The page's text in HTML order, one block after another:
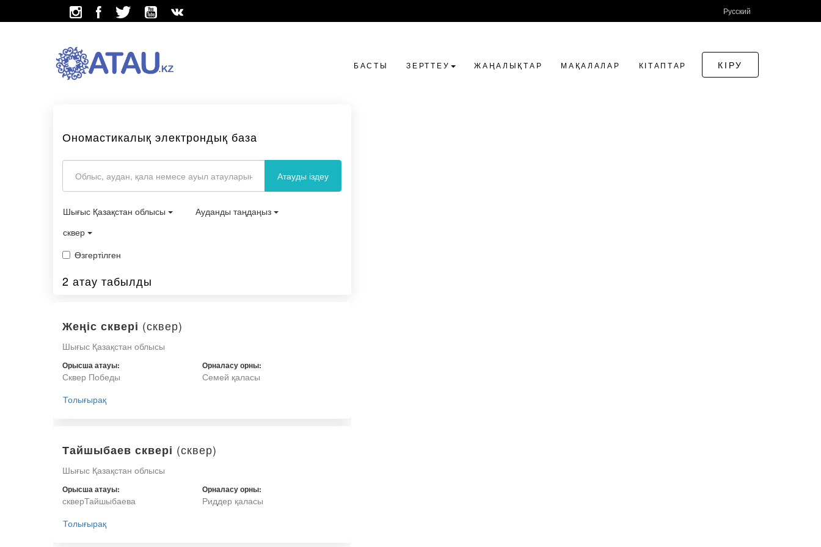
Русский
БАСТЫ ЗЕРТТЕУ ЖАҢАЛЫҚТАР МАҚАЛАЛАР КІТАПТАР КІРУ
Ономастикалық электрондық база
Атауды іздеу
Шығыс Қазақстан облысы
Ауданды таңдаңыз
сквер
Өзгертілген
2 атау табылды
Жеңіс сквері (сквер)
Шығыс Қазақстан облысы
Орысша атауы:
Сквер Победы
Орналасу орны:
Семей қаласы
Толығырақ
Тайшыбаев сквері (сквер)
Шығыс Қазақстан облысы
Орысша атауы:
скверТайшыбаева
Орналасу орны:
Риддер қаласы
Толығырақ